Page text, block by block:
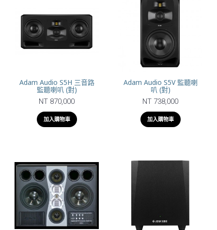
Adam Audio S5H 三音路
監聽喇叭 (對)
NT 870,000
加入購物車
Adam Audio S5V 監聽喇
叭 (對)
NT 738,000
加入購物車